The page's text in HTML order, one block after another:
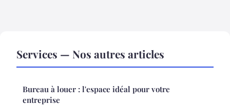
Services — Nos autres articles
Bureau à louer : l'espace idéal pour votre
entreprise